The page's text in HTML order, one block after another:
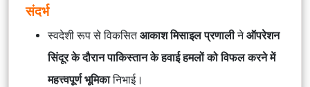
संदर्भ
स्वदेशी रूप से विकसितआकाश मिसाइल प्रणालीनेऑपरेशन
सिंदूर के दौरान पाकिस्तान के हवाई हमलों को विफल करने में
महत्त्वपूर्ण भूमिकानिभाई।